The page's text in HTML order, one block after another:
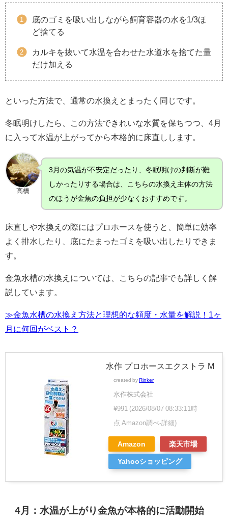
底のゴミを吸い出しながら飼育容器の水を1/3ほ
ど捨てる
カルキを抜いて水温を合わせた水道水を捨てた量
だけ加える
といった方法で、通常の水換えとまったく同じです。
冬眠明けしたら、この方法できれいな水質を保ちつつ、4月
に入って水温が上がってから本格的に床直しします。
高橋
3月の気温が不安定だったり、冬眠明けの判断が難
しかったりする場合は、こちらの水換え主体の方法
のほうが金魚の負担が少なくおすすめです。
床直しや水換えの際にはプロホースを使うと、簡単に効率
よく排水したり、底にたまったゴミを吸い出したりできま
す。
金魚水槽の水換えについては、こちらの記事でも詳しく解
説しています。
≫金魚水槽の水換え方法と理想的な頻度・水量を解説！1ヶ
月に何回がベスト？
水作 プロホースエクストラ M
created by Rinker
水作株式会社
¥991 (2026/08/07 08:33:11時
点 Amazon調べ-詳細)
Amazon 楽天市場
Yahooショッピング
4月：水温が上がり金魚が本格的に活動開始